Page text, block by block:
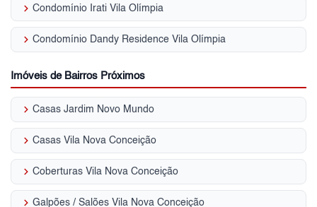
keyboard_arrow_right Condomínio Irati Vila Olímpia
keyboard_arrow_right Condomínio Dandy Residence Vila Olímpia
Imóveis de Bairros Próximos
keyboard_arrow_right Casas Jardim Novo Mundo
keyboard_arrow_right Casas Vila Nova Conceição
keyboard_arrow_right Coberturas Vila Nova Conceição
keyboard_arrow_right Galpões / Salões Vila Nova Conceição